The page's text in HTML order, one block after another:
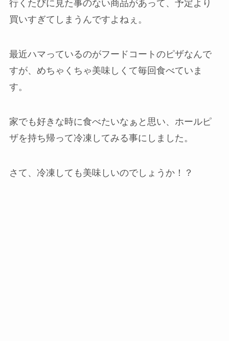
行くたびに見た事のない商品があって、予定より
買いすぎてしまうんですよねぇ。
最近ハマっているのがフードコートのピザなんで
すが、めちゃくちゃ美味しくて毎回食べていま
す。
家でも好きな時に食べたいなぁと思い、ホールピ
ザを持ち帰って冷凍してみる事にしました。
さて、冷凍しても美味しいのでしょうか！？